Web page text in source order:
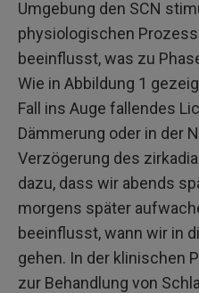
Umgebung den SCN
physiologischen
beeinflusst, was zu
Wie in Abbildung 1
Fall ins Auge fallendes
Dämmerung oder in der
Verzögerung des
dazu, dass wir abends
morgens später
beeinflusst, wann wir in
gehen. In der klinischen
zur Behandlung von